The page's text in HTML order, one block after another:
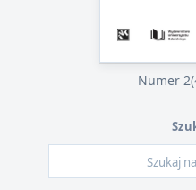
Numer